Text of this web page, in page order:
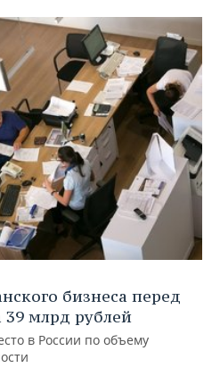
бизнеса перед
млрд рублей
в России по объему